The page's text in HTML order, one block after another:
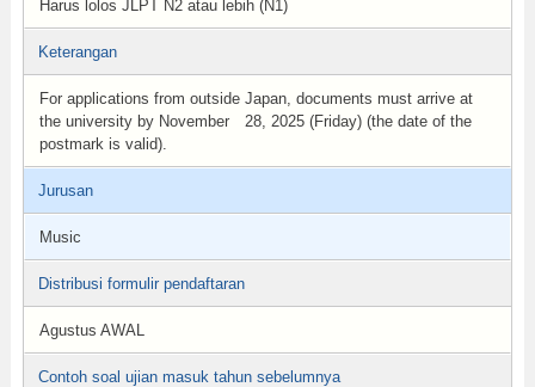
Harus lolos JLPT N2 atau lebih (N1)
Keterangan
For applications from outside Japan, documents must arrive at
the university by November 28, 2025 (Friday) (the date of the
postmark is valid).
Jurusan
Music
Distribusi formulir pendaftaran
Agustus AWAL
Contoh soal ujian masuk tahun sebelumnya